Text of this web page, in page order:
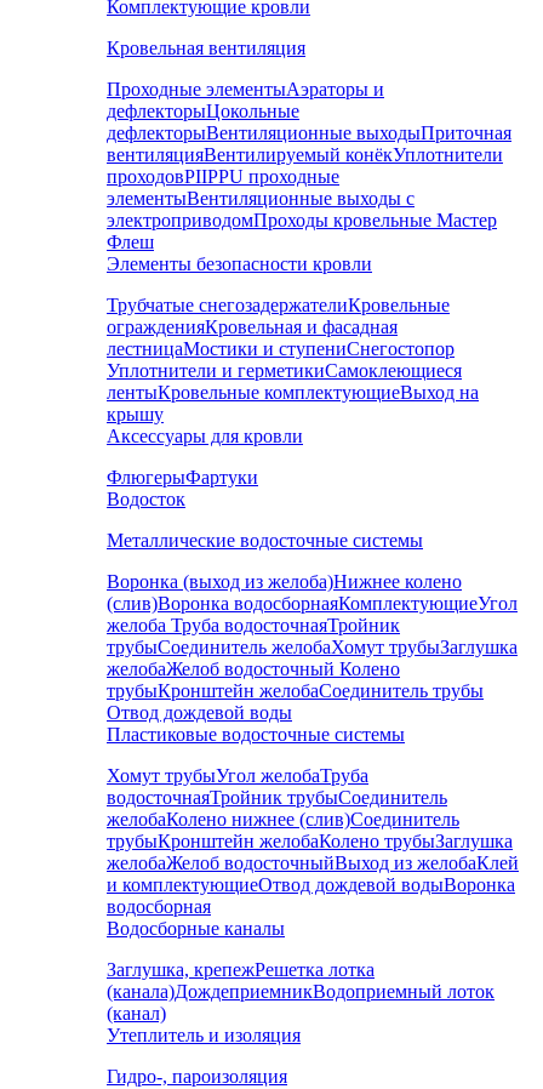
Комплектующие кровли
Кровельная вентиляция
Проходные элементыАэраторы и
дефлекторыЦокольные
дефлекторыВентиляционные выходыПриточная
вентиляцияВентилируемый конёкУплотнители
проходовPIIPPU проходные
элементыВентиляционные выходы с
электроприводомПроходы кровельные Мастер
Флеш
Элементы безопасности кровли
Трубчатые снегозадержателиКровельные
огражденияКровельная и фасадная
лестницаМостики и ступениСнегостопор
Уплотнители и герметикиСамоклеющиеся
лентыКровельные комплектующиеВыход на
крышу
Аксессуары для кровли
ФлюгерыФартуки
Водосток
Металлические водосточные системы
Воронка (выход из желоба)Нижнее колено
(слив)Воронка водосборнаяКомплектующиеУгол
желоба Труба водосточнаяТройник
трубыСоединитель желобаХомут трубыЗаглушка
желобаЖелоб водосточный Колено
трубыКронштейн желобаСоединитель трубы
Отвод дождевой воды
Пластиковые водосточные системы
Хомут трубыУгол желобаТруба
водосточнаяТройник трубыСоединитель
желобаКолено нижнее (слив)Соединитель
трубыКронштейн желобаКолено трубыЗаглушка
желобаЖелоб водосточныйВыход из желобаКлей
и комплектующиеОтвод дождевой водыВоронка
водосборная
Водосборные каналы
Заглушка, крепежРешетка лотка
(канала)ДождеприемникВодоприемный лоток
(канал)
Утеплитель и изоляция
Гидро-, пароизоляция